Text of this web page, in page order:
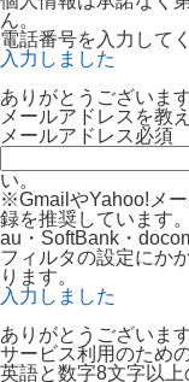
ん。
電話番号を入力して
入力しました
ありがとうございます
メールアドレスを教
メールアドレス必須
い。
※GmailやYahoo!メ
録を推奨しています。
au・SoftBank・
フィルタの設定にか
ります。
入力しました
ありがとうございます
サービス利用のため
英語と数字8文字以上